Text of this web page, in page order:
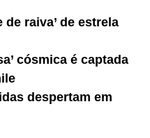
de raiva’ de estrela
cósmica é captada
despertam em